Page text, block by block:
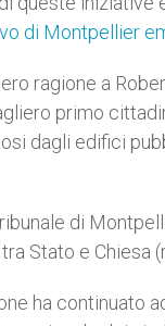
di Montpellier
ragione a
primo
dagli edifici
di
Stato e Chiesa
ha continuato